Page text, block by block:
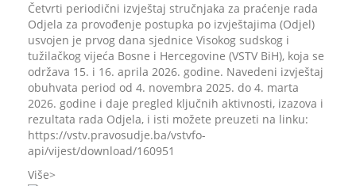
Četvrti periodični izvještaj stručnjaka za praćenje rada
Odjela za provođenje postupka po izvještajima (Odjel)
usvojen je prvog dana sjednice Visokog sudskog i
tužilačkog vijeća Bosne i Hercegovine (VSTV BiH), koja se
održava 15. i 16. aprila 2026. godine. Navedeni izvještaj
obuhvata period od 4. novembra 2025. do 4. marta
2026. godine i daje pregled ključnih aktivnosti, izazova i
rezultata rada Odjela, i isti možete preuzeti na linku:
https://vstv.pravosudje.ba/vstvfo-
api/vijest/download/160951
Više